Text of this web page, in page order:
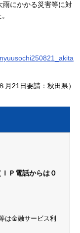
雨にかかる災害等に対
８月21日要請：秋田県）
Ｐ電話からは０
は金融サービス利